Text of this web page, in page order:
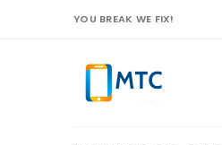
YOU BREAK WE FIX!